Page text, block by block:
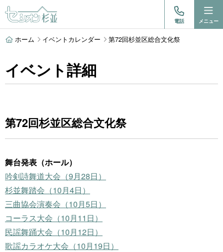
電話 メニュー
ホーム イベントカレンダー 第72回杉並区総合文化祭
イベント詳細
第72回杉並区総合文化祭
舞台発表（ホール）
吟剣詩舞道大会（9月28日）
杉並舞踏会（10月4日）
三曲協会演奏会（10月5日）
コーラス大会（10月11日）
民謡舞踊大会（10月12日）
歌謡カラオケ大会（10月19日）